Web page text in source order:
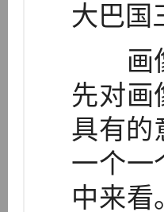
大巴国
画像
先对画
具有的
一个一
中来看